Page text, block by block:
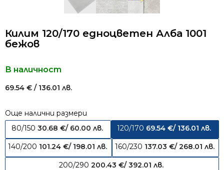
Килим 120/170 едноцветен Алба 1001
бежов
В наличност
69.54 € / 136.01 лв.
Още налични размери
80/150 30.68 €/ 60.00 лв. 120/170 69.54€/ 136.01 лв.
140/200 101.24€/ 198.01 лв. 160/230 137.03 €/ 268.01 лв.
200/290 200.43 €/ 392.01 лв.